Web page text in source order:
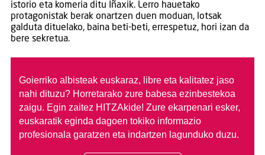
istorio eta komeria ditu Iñaxik. Lerro hauetako
protagonistak berak onartzen duen moduan, lotsak
galduta dituelako, baina beti-beti, errespetuz, hori izan da
bere sekretua.
Goierriko albisteak euskaraz, libre eta kalitatez jaso
nahi dituzu? Horretarako zure babesa ezinbestekoa
zaigu. Egin zaitez HITZAkide! Zure ekarpenari esker,
euskaratik eginda dagoen tokiko informazio
profesionala garatzen eta indartzen lagunduko duzu.